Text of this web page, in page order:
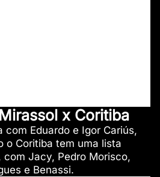
x Coritiba
com Eduardo e Igor Cariús,
o Coritiba tem uma lista
com Jacy, Pedro Morisco,
e Benassi.